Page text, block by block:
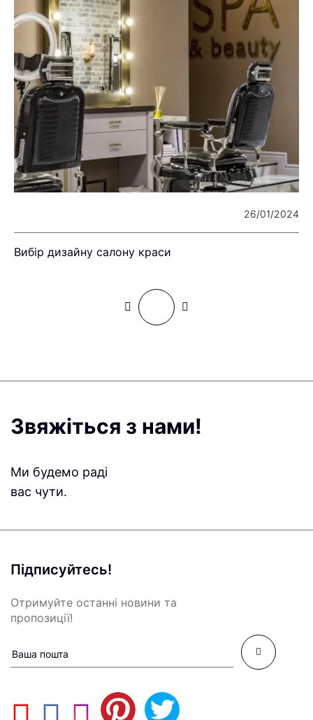
26/01/2024
Вибір дизайну салону краси
Звяжіться з нами!
Ми будемо раді
вас чути.
Підписуйтесь!
Отримуйте останні новини та
пропозиції!